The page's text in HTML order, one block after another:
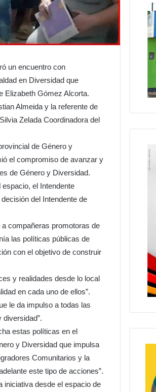
un encuentro con
en Diversidad que
Elizabeth Gómez Alcorta.
Almeida y la referente de
Zelada Coordinadora del
de Género y
el compromiso de avanzar y
de Género y Diversidad.
el Intendente
del Intendente de
compañeras promotoras de
las políticas públicas de
con el objetivo de construir
y realidades desde lo local
en cada uno de ellos”.
le da impulso a todas las
estas políticas en el
y Diversidad que impulsa
Comunitarios y la
este tipo de acciones”.
iniciativa desde el espacio de